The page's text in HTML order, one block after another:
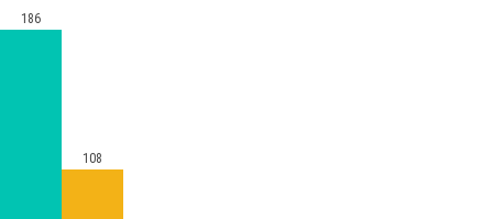
186
108